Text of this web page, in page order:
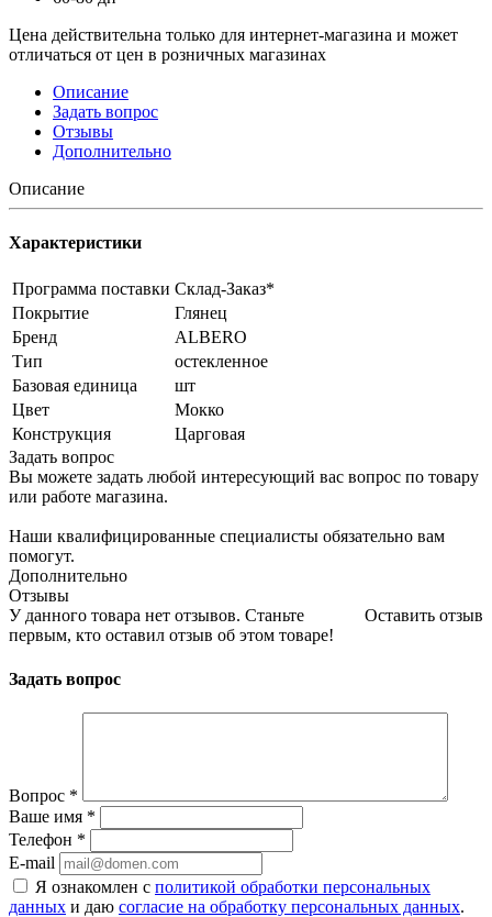
Цена действительна только для интернет-магазина и может
отличаться от цен в розничных магазинах
Описание
Задать вопрос
Отзывы
Дополнительно
Описание
Характеристики
Программа поставки Склад-Заказ*
Покрытие
Глянец
Бренд
ALBERO
Тип
остекленное
Базовая единица
шт
Цвет
Мокко
Конструкция
Царговая
Задать вопрос
Вы можете задать любой интересующий вас вопрос по товару
или работе магазина.
Наши квалифицированные специалисты обязательно вам
помогут.
Дополнительно
Отзывы
Оставить отзыв
У данного товара нет отзывов. Станьте
первым, кто оставил отзыв об этом товаре!
Задать вопрос
Вопрос *
Ваше имя *
Телефон *
E-mail
Я ознакомлен с политикой обработки персональных
данных и даю согласие на обработку персональных данных.